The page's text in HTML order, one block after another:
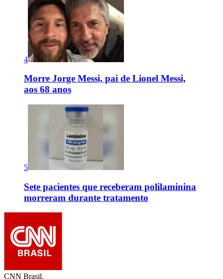
4
Morre Jorge Messi, pai de Lionel Messi,
aos 68 anos
5
Sete pacientes que receberam polilaminina
morreram durante tratamento
CNN Brasil.